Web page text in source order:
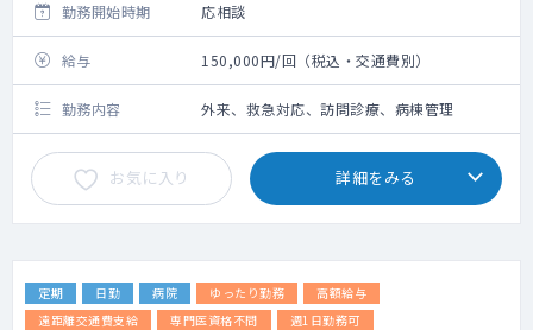
勤務開始時期 応相談
給与 150,000円/回（税込・交通費別）
勤務内容 外来、救急対応、訪問診療、病棟管理
お気に入り 詳細をみる
定期 日勤 病院 ゆったり勤務
高額給与
遠距離交通費支給
専門医資格不問 週1日勤務可